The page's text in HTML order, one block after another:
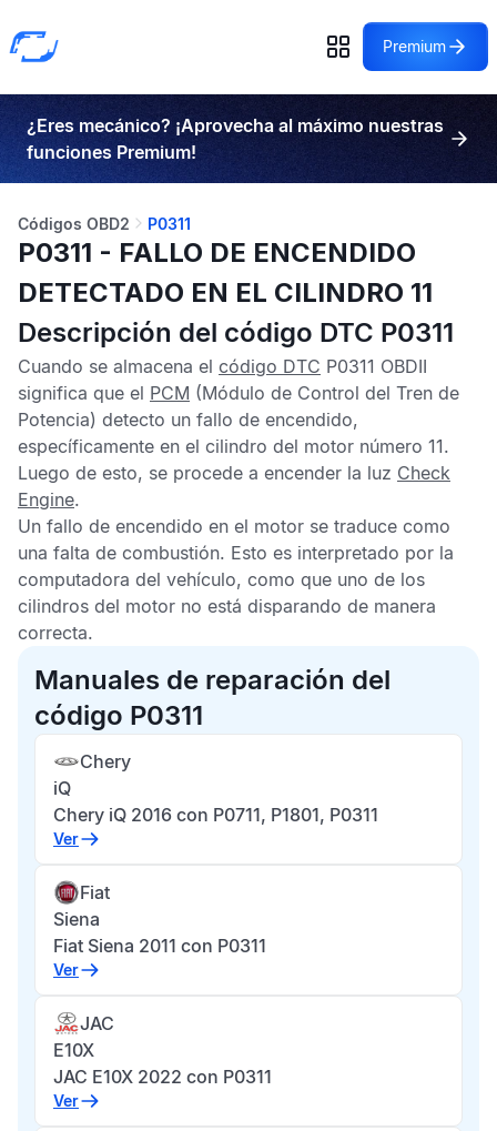
Premium
¿Eres mecánico? ¡Aprovecha al máximo nuestras
funciones Premium!
Códigos OBD2 P0311
P0311 - FALLO DE ENCENDIDO
DETECTADO EN EL CILINDRO 11
Descripción del código DTC P0311
Cuando se almacena el código DTC P0311 OBDII
significa que el PCM (Módulo de Control del Tren de
Potencia) detecto un fallo de encendido,
específicamente en el cilindro del motor número 11.
Luego de esto, se procede a encender la luz Check
Engine.
Un fallo de encendido en el motor se traduce como
una falta de combustión. Esto es interpretado por la
computadora del vehículo, como que uno de los
cilindros del motor no está disparando de manera
correcta.
Manuales de reparación del
código P0311
Chery
iQ
Chery iQ 2016 con P0711, P1801, P0311
Ver
Fiat
Siena
Fiat Siena 2011 con P0311
Ver
JAC
E10X
JAC E10X 2022 con P0311
Ver